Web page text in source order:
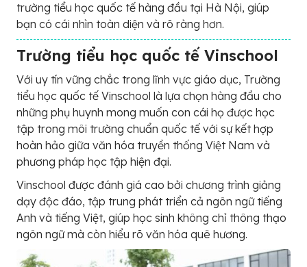
trường tiểu học quốc tế hàng đầu tại Hà Nội, giúp
bạn có cái nhìn toàn diện và rõ ràng hơn.
Trường tiểu học quốc tế Vinschool
Với uy tín vững chắc trong lĩnh vực giáo dục, Trường
tiểu học quốc tế Vinschool là lựa chọn hàng đầu cho
những phụ huynh mong muốn con cái họ được học
tập trong môi trường chuẩn quốc tế với sự kết hợp
hoàn hảo giữa văn hóa truyền thống Việt Nam và
phương pháp học tập hiện đại.
Vinschool được đánh giá cao bởi chương trình giảng
dạy độc đáo, tập trung phát triển cả ngôn ngữ tiếng
Anh và tiếng Việt, giúp học sinh không chỉ thông thạo
ngôn ngữ mà còn hiểu rõ văn hóa quê hương.